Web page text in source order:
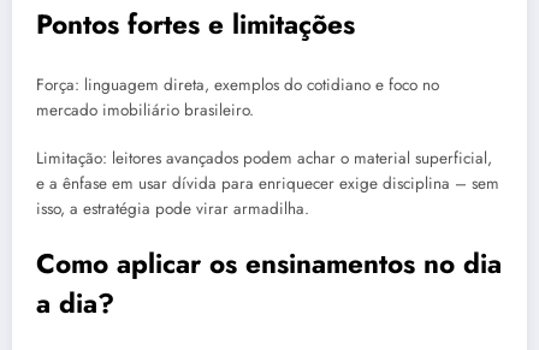
Pontos fortes e limitações
Força: linguagem direta, exemplos do cotidiano e foco no
mercado imobiliário brasileiro.
Limitação: leitores avançados podem achar o material superficial,
e a ênfase em usar dívida para enriquecer exige disciplina – sem
isso, a estratégia pode virar armadilha.
Como aplicar os ensinamentos no dia
a dia?